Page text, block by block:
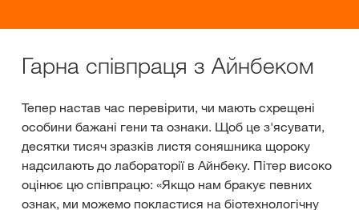
Гарна співпраця з Айнбеком
Тепер настав час перевірити, чи мають схрещені
особини бажані гени та ознаки. Щоб це з'ясувати,
десятки тисяч зразків листя соняшника щороку
надсилають до лабораторії в Айнбеку. Пітер високо
оцінює цю співпрацю: «Якщо нам бракує певних
ознак, ми можемо покластися на біотехнологічну